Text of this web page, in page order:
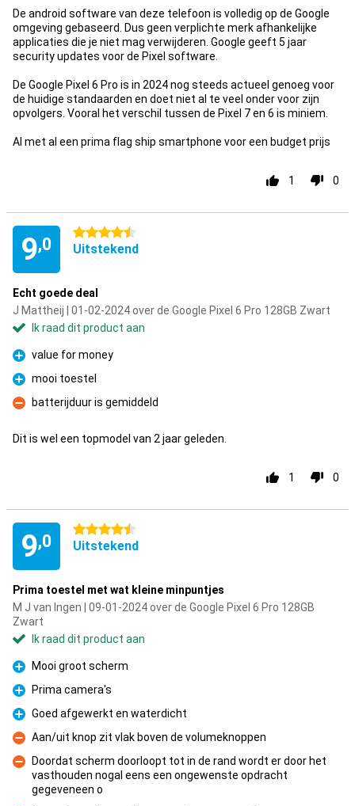
De android software van deze telefoon is volledig op de Google
omgeving gebaseerd. Dus geen verplichte merk afhankelijke
applicaties die je niet mag verwijderen. Google geeft 5 jaar
security updates voor de Pixel software.
De Google Pixel 6 Pro is in 2024 nog steeds actueel genoeg voor
de huidige standaarden en doet niet al te veel onder voor zijn
opvolgers. Vooral het verschil tussen de Pixel 7 en 6 is miniem.
Al met al een prima flag ship smartphone voor een budget prijs
1 0
9,0
4.5 sterren
Uitstekend
Echt goede deal
J Mattheij | 01-02-2024 over de Google Pixel 6 Pro 128GB Zwart
Ik raad dit product aan
Pluspunt
value for money
Pluspunt
mooi toestel
Minpunt
batterijduur is gemiddeld
Dit is wel een topmodel van 2 jaar geleden.
1 0
9,0
4.5 sterren
Uitstekend
Prima toestel met wat kleine minpuntjes
M J van Ingen | 09-01-2024 over de Google Pixel 6 Pro 128GB
Zwart
Ik raad dit product aan
Pluspunt
Mooi groot scherm
Pluspunt
Prima camera's
Pluspunt
Goed afgewerkt en waterdicht
Minpunt
Aan/uit knop zit vlak boven de volumeknoppen
Minpunt
Doordat scherm doorloopt tot in de rand wordt er door het
vasthouden nogal eens een ongewenste opdracht
gegeveneen o